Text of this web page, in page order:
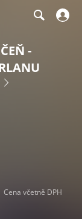
-
Cena včetně DPH